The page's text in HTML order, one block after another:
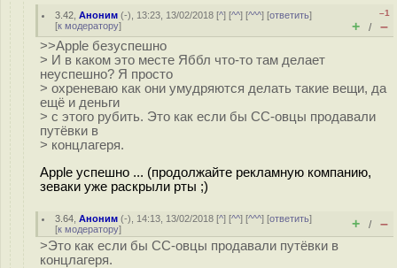
3.42 ,Аноним (-), 13:23, 13/02/2018 [^] [^^] [^^^] [ответить]
[к модератору]
–1
+ / –
>>Apple безуспешно
> И в каком это месте Яббл что-то там делает
неуспешно? Я просто
> охреневаю как они умудряются делать такие вещи, да
ещё и деньги
> с этого рубить. Это как если бы СС-овцы продавали
путёвки в
> концлагеря.
Apple успешно ... (продолжайте рекламную компанию,
зеваки уже раскрыли рты ;)
3.64 ,Аноним (-), 14:13, 13/02/2018 [^] [^^] [^^^] [ответить]
[к модератору] + / –
>Это как если бы СС-овцы продавали путёвки в
концлагеря.